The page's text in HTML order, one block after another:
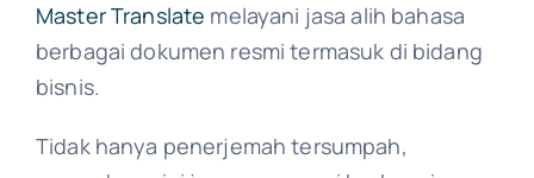
Master Translate melayani jasa alih bahasa
berbagai dokumen resmi termasuk di bidang
bisnis.
Tidak hanya penerjemah tersumpah,